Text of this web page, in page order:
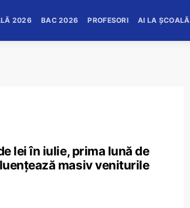
2026 BAC 2026 PROFESORI AI LA ȘCOALĂ
lei în iulie, prima lună de
masiv veniturile